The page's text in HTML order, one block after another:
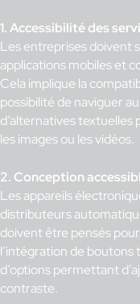
1. Accessibilité des
Les entreprises doivent
applications mobiles et
Cela implique la
possibilité de naviguer
d’alternatives
les images ou les vidéos.
2. Conception
Les appareils
distributeurs
doivent être pensés
l’intégration de boutons
d’options permettant
contraste.